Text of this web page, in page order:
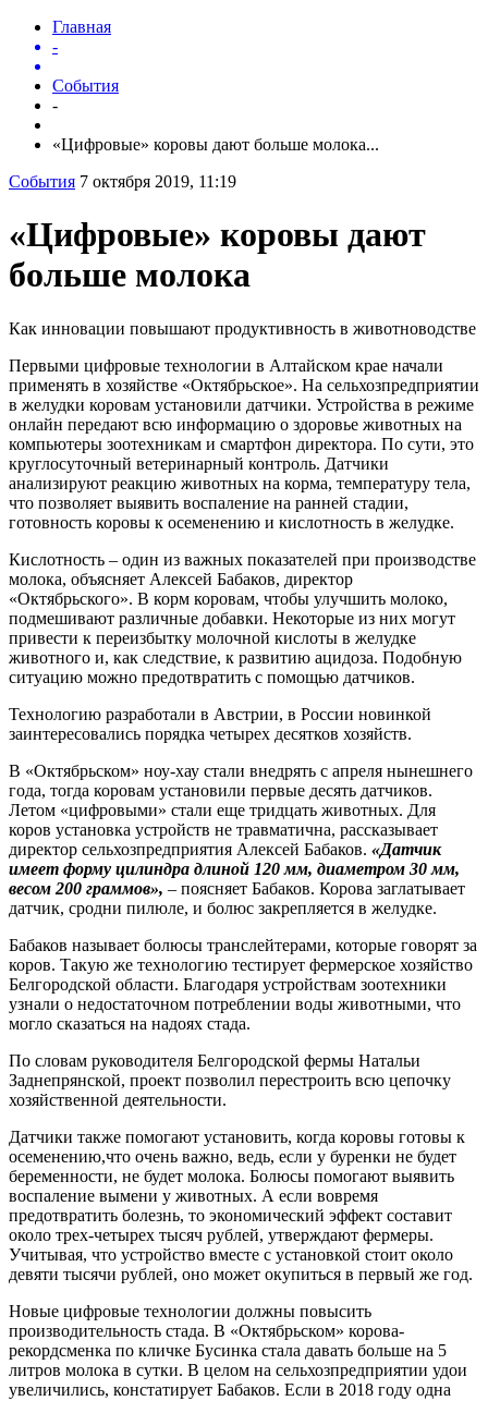
Главная
-
События
-
«Цифровые» коровы дают больше молока...
События 7 октября 2019, 11:19
«Цифровые» коровы дают
больше молока
Как инновации повышают продуктивность в животноводстве
Первыми цифровые технологии в Алтайском крае начали
применять в хозяйстве «Октябрьское». На сельхозпредприятии
в желудки коровам установили датчики. Устройства в режиме
онлайн передают всю информацию о здоровье животных на
компьютеры зоотехникам и смартфон директора. По сути, это
круглосуточный ветеринарный контроль. Датчики
анализируют реакцию животных на корма, температуру тела,
что позволяет выявить воспаление на ранней стадии,
готовность коровы к осеменению и кислотность в желудке.
Кислотность – один из важных показателей при производстве
молока, объясняет Алексей Бабаков, директор
«Октябрьского». В корм коровам, чтобы улучшить молоко,
подмешивают различные добавки. Некоторые из них могут
привести к переизбытку молочной кислоты в желудке
животного и, как следствие, к развитию ацидоза. Подобную
ситуацию можно предотвратить с помощью датчиков.
Технологию разработали в Австрии, в России новинкой
заинтересовались порядка четырех десятков хозяйств.
В «Октябрьском» ноу-хау стали внедрять с апреля нынешнего
года, тогда коровам установили первые десять датчиков.
Летом «цифровыми» стали еще тридцать животных. Для
коров установка устройств не травматична, рассказывает
директор сельхозпредприятия Алексей Бабаков. «Датчик
имеет форму цилиндра длиной 120 мм, диаметром 30 мм,
весом 200 граммов», – поясняет Бабаков. Корова заглатывает
датчик, сродни пилюле, и болюс закрепляется в желудке.
Бабаков называет болюсы транслейтерами, которые говорят за
коров. Такую же технологию тестирует фермерское хозяйство
Белгородской области. Благодаря устройствам зоотехники
узнали о недостаточном потреблении воды животными, что
могло сказаться на надоях стада.
По словам руководителя Белгородской фермы Натальи
Заднепрянской, проект позволил перестроить всю цепочку
хозяйственной деятельности.
Датчики также помогают установить, когда коровы готовы к
осеменению,что очень важно, ведь, если у буренки не будет
беременности, не будет молока. Болюсы помогают выявить
воспаление вымени у животных. А если вовремя
предотвратить болезнь, то экономический эффект составит
около трех-четырех тысяч рублей, утверждают фермеры.
Учитывая, что устройство вместе с установкой стоит около
девяти тысячи рублей, оно может окупиться в первый же год.
Новые цифровые технологии должны повысить
производительность стада. В «Октябрьском» корова-
рекордсменка по кличке Бусинка стала давать больше на 5
литров молока в сутки. В целом на сельхозпредприятии удои
увеличились, констатирует Бабаков. Если в 2018 году одна